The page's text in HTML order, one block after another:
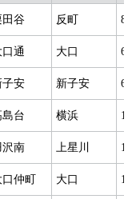
田谷 反町 8
通 大口 6
子安 新子安 6
台 横浜
沢南 上星川
仲町 大口